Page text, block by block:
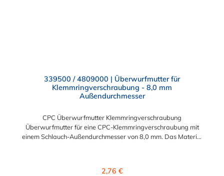
339500 / 4809000 | Überwurfmutter für
Klemmringverschraubung - 8,0 mm
Außendurchmesser
CPC Überwurfmutter Klemmringverschraubung
Überwurfmutter für eine CPC-Klemmringverschraubung mit
einem Schlauch-Außendurchmesser von 8,0 mm. Das Material
Regulärer Preis:
2,76 €